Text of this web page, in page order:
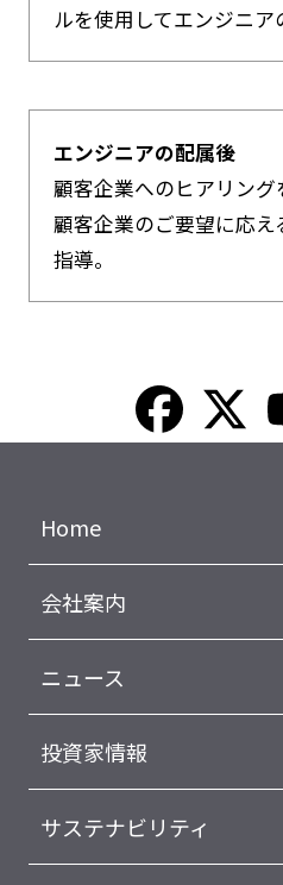
ルを使用してエンジニア
エンジニアの配属後
顧客企業へのヒアリング
顧客企業のご要望に応
指導。
Home
会社案内
ニュース
投資家情報
サステナビリティ